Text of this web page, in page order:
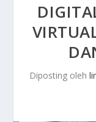
Diposting oleh